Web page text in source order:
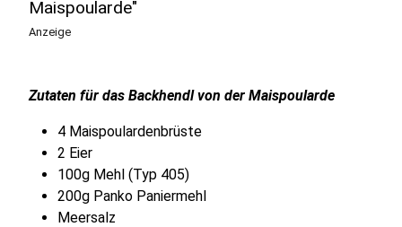
Maispoularde"
Anzeige
Zutaten für das Backhendl von der Maispoularde
4 Maispoulardenbrüste
2 Eier
100g Mehl (Typ 405)
200g Panko Paniermehl
Meersalz